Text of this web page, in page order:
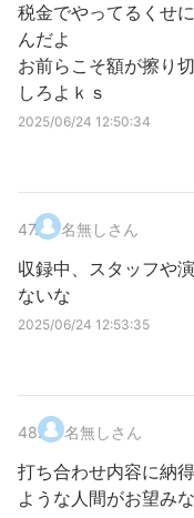
税金でやってるくせ
んだよ
お前らこそ額が擦り
しろよｋｓ
2025/06/24 12:50:34
47. 名無しさん
収録中、スタッフや
ないな
2025/06/24 12:53:35
48. 名無しさん
打ち合わせ内容に納
ような人間がお望み